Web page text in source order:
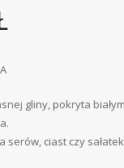
gliny, pokryta
ciast czy